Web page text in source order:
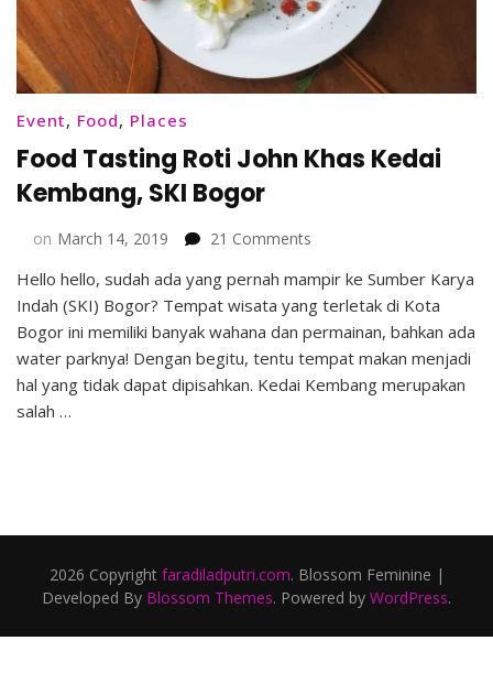
Event, Food, Places
Food Tasting Roti John Khas Kedai
Kembang, SKI Bogor
on March 14, 2019 21 Comments
Tasting
Roti
John
Khas
Kedai
Kembang,
Hello hello, sudah ada yang pernah mampir ke Sumber Karya
Indah (SKI) Bogor? Tempat wisata yang terletak di Kota
Bogor ini memiliki banyak wahana dan permainan, bahkan ada
water parknya! Dengan begitu, tentu tempat makan menjadi
hal yang tidak dapat dipisahkan. Kedai Kembang merupakan
salah …
2026 Copyright faradiladputri.com. Blossom Feminine |
Developed By Blossom Themes. Powered by WordPress.